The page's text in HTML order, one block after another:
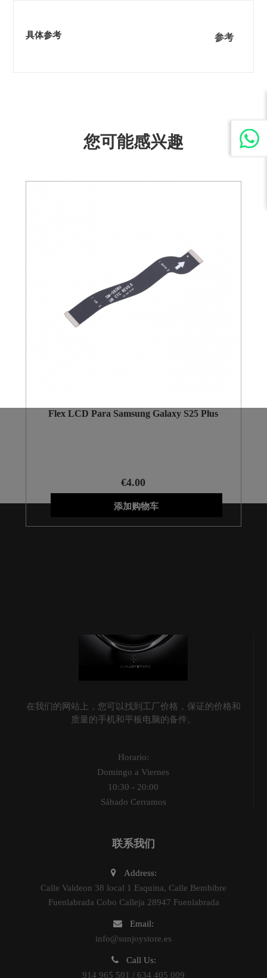
参考
具体参考
您可能感兴趣
Flex LCD Para Samsung Galaxy S25 Plus
€4.00
添加购物车
在我们的网站上，您可以找到工厂价格，保证的价格和
质量的手机和平板电脑的备件。
Horario:
Domingo a Viernes
10:30 - 20:00
Sábado Cerramos
联系我们
Address:
Calle Valdeon 38 local 1 Esquina, Calle Bembibre
Fuenlabrada Cobo Calleja 28947 Fuenlabrada
Email:
info@sunjoystore.es
Call Us:
914 965 501 / 634 405 009